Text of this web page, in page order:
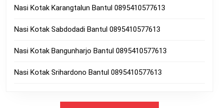
Nasi Kotak Karangtalun Bantul 0895410577613
Nasi Kotak Sabdodadi Bantul 0895410577613
Nasi Kotak Bangunharjo Bantul 0895410577613
Nasi Kotak Srihardono Bantul 0895410577613